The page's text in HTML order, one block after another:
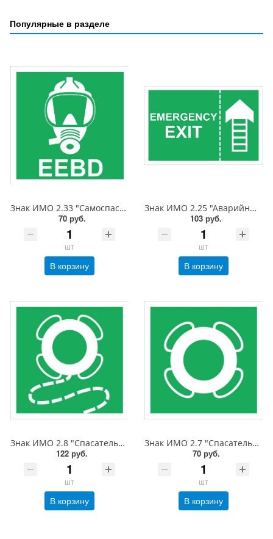
Популярные в разделе
Знак ИМО 2.33 "Самоспасатель", 150x150 мм, фотолюм, пленка
70 руб.
шт
В корзину
Знак ИМО 2.25 "Аварийный выход", 150x225 мм, фотолюм, пленка
103 руб.
шт
В корзину
Знак ИМО 2.8 "Спасательный круг с линем", 200x200 мм, фотолюм, пленка
122 руб.
шт
В корзину
Знак ИМО 2.7 "Спасательный круг", 150x150 мм, фотолюм, пленка
70 руб.
шт
В корзину